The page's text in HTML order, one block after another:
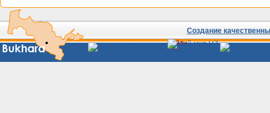
Создание
Сайты
Узбекистана